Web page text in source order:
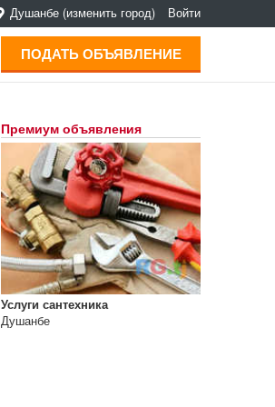
Душанбе (изменить город) Войти
ПОДАТЬ ОБЪЯВЛЕНИЕ
Премиум объявления
Услуги сантехника
Душанбе